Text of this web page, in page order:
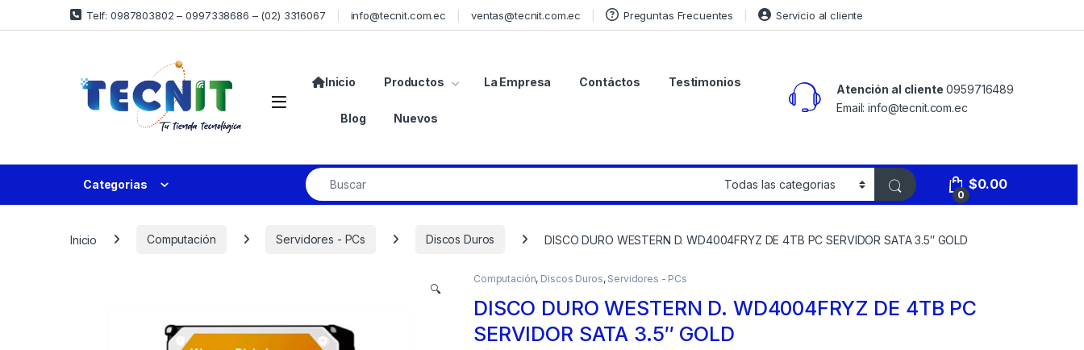
Telf: 0987803802 – 0997338686 – (02) 3316067 info@tecnit.com.ec ventas@tecnit.com.ec Preguntas Frecuentes Servicio al cliente
Inicio Productos La Empresa Contáctos Testimonios
Blog Nuevos
Atención al cliente 0959716489
Email: info@tecnit.com.ec
Categorias
0
$0.00
Inicio Computación Servidores - PCs Discos Duros DISCO DURO WESTERN D. WD4004FRYZ DE 4TB PC SERVIDOR SATA 3.5″ GOLD
🔍
Computación, Discos Duros, Servidores - PCs
DISCO DURO WESTERN D. WD4004FRYZ DE 4TB PC
SERVIDOR SATA 3.5″ GOLD